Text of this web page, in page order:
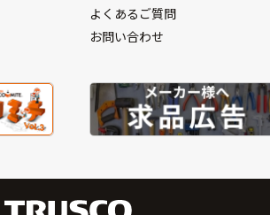
よくあるご質問
お問い合わせ